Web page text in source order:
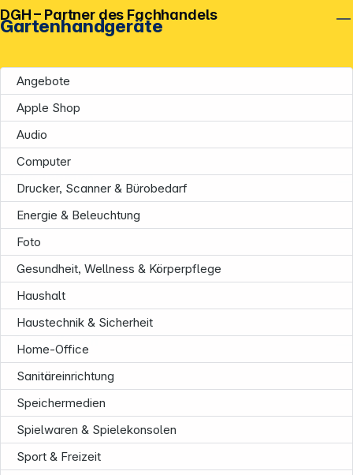
Gartenhandgeräte
Angebote
Apple Shop
Audio
Computer
Drucker, Scanner & Bürobedarf
Energie & Beleuchtung
Foto
Gesundheit, Wellness & Körperpflege
Haushalt
Haustechnik & Sicherheit
Home-Office
Sanitäreinrichtung
Speichermedien
Spielwaren & Spielekonsolen
Sport & Freizeit
DGH – Partner des Fachhandels
Unternehmen
Informationen